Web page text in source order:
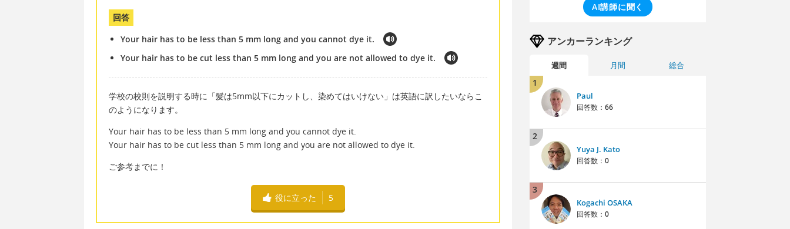
回答
Your hair has to be less than 5 mm long and you cannot dye it.
Your hair has to be cut less than 5 mm long and you are not allowed to dye it.
学校の校則を説明する時に「髪は5mm以下にカットし、染めてはいけない」は英語に訳したいならこ
のようになります。
Your hair has to be less than 5 mm long and you cannot dye it.
Your hair has to be cut less than 5 mm long and you are not allowed to dye it.
ご参考までに！
役に立った 5
AI講師に聞く
アンカーランキング
週間 月間 総合
1
Paul
回答数： 66
2
Yuya J. Kato
回答数： 0
3
Kogachi OSAKA
回答数： 0